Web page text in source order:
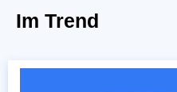
Im Trend